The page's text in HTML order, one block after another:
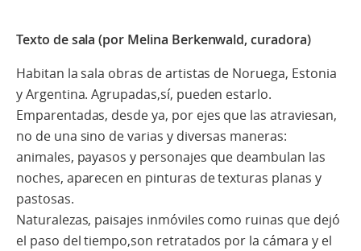
Texto de sala (por Melina Berkenwald, curadora)
Habitan la sala obras de artistas de Noruega, Estonia
y Argentina. Agrupadas,sí, pueden estarlo.
Emparentadas, desde ya, por ejes que las atraviesan,
no de una sino de varias y diversas maneras:
animales, payasos y personajes que deambulan las
noches, aparecen en pinturas de texturas planas y
pastosas.
Naturalezas, paisajes inmóviles como ruinas que dejó
el paso del tiempo,son retratados por la cámara y el